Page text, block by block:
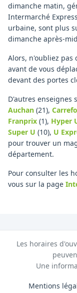
dimanche matin,
Intermarché
urbaine, sont plus
dimanche après-
Alors, n'oubliez pas
avant de vous
devant des portes
D'autres enseignes
Auchan (21),
Franprix (1), Hyper
Super U (10), U
pour trouver un
département.
Pour consulter les
vous sur la page
Les horaires
Une
Mentions